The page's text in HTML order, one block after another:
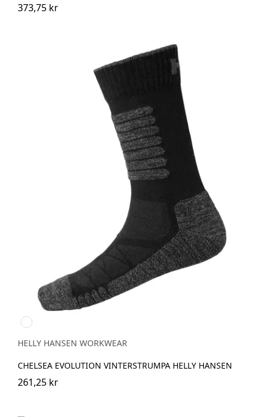
373,75 kr
990
BLACK
HELLY HANSEN WORKWEAR
CHELSEA EVOLUTION VINTERSTRUMPA HELLY HANSEN
261,25 kr